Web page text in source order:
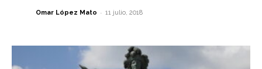
Omar López Mato - 11 julio, 2018